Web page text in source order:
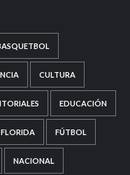
CULTURA
EDUCACIÓN
FLORIDA FÚTBOL
NACIONAL